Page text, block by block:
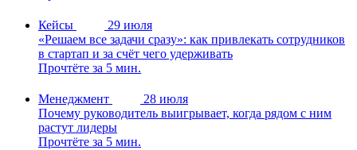
Кейсы
29 июля
«Решаем все задачи сразу»: как привлекать сотрудников
в стартап и за счёт чего удерживать
Прочтёте за 5 мин.
Менеджмент
28 июля
Почему руководитель выигрывает, когда рядом с ним
растут лидеры
Прочтёте за 5 мин.